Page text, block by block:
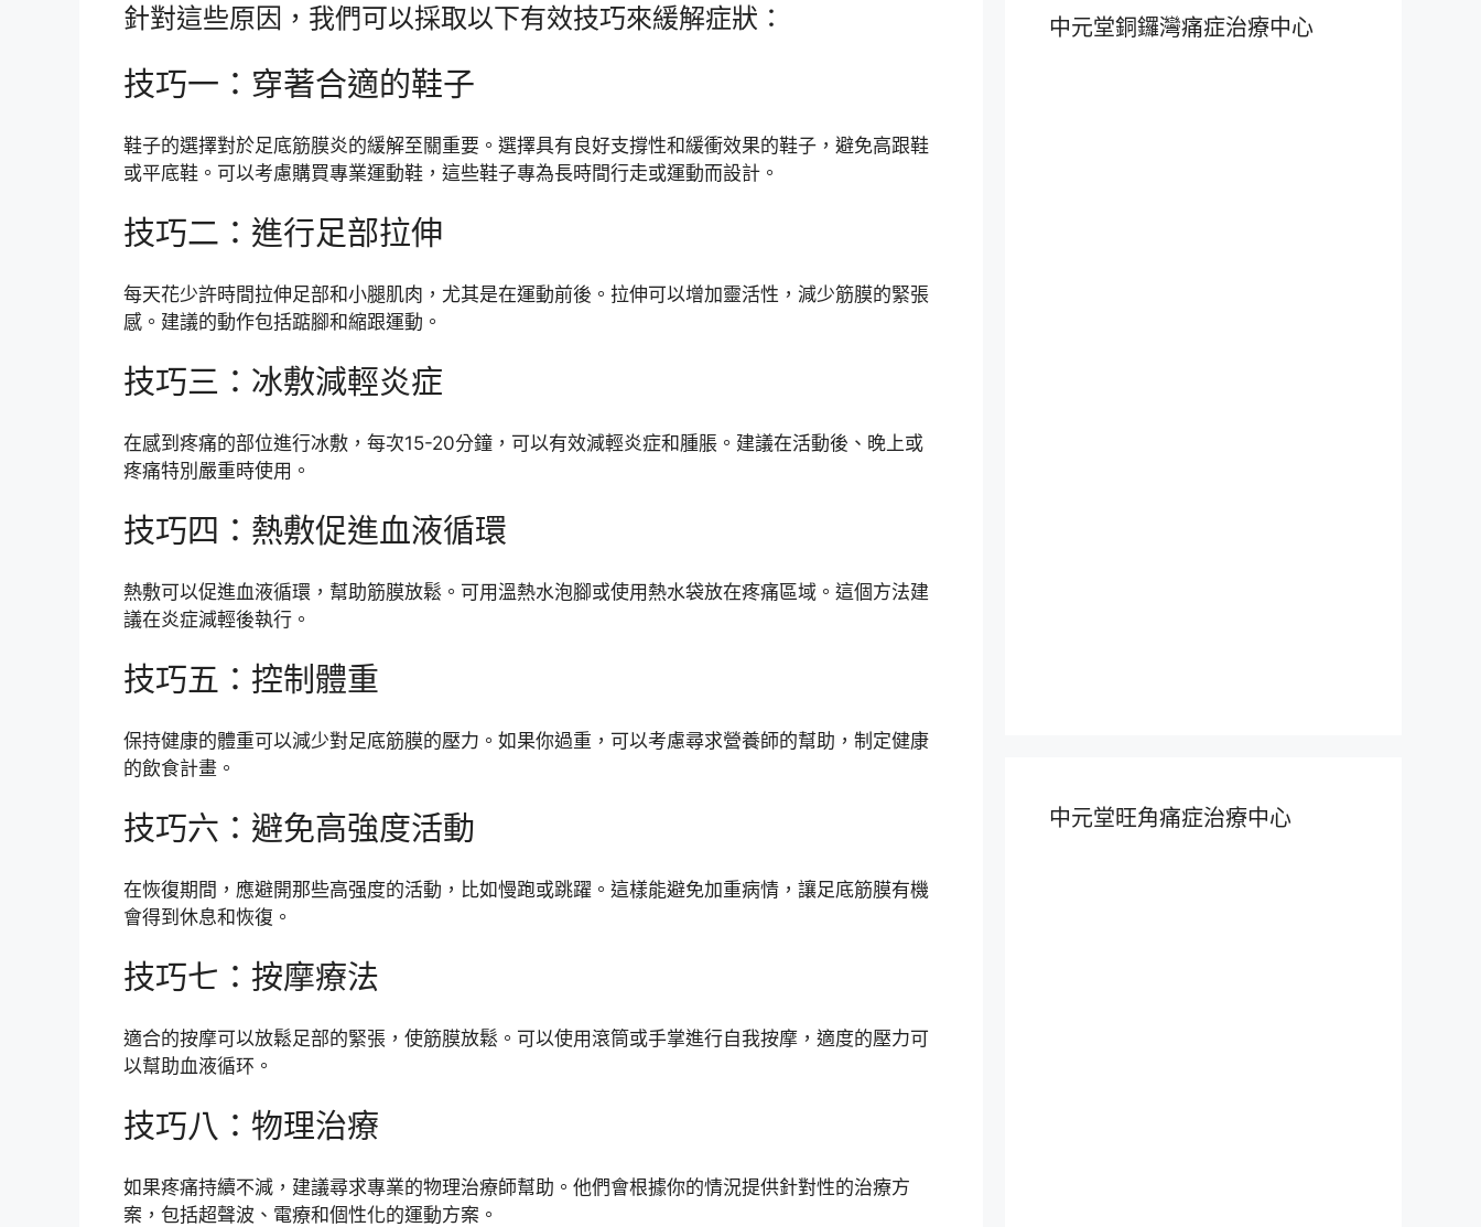
針對這些原因，我們可以採取以下有效技巧來緩解症狀：
技巧一：穿著合適的鞋子
鞋子的選擇對於足底筋膜炎的緩解至關重要。選擇具有良好支撐性和緩衝效果的鞋子，避免高跟鞋
或平底鞋。可以考慮購買專業運動鞋，這些鞋子專為長時間行走或運動而設計。
技巧二：進行足部拉伸
每天花少許時間拉伸足部和小腿肌肉，尤其是在運動前後。拉伸可以增加靈活性，減少筋膜的緊張
感。建議的動作包括踮腳和縮跟運動。
技巧三：冰敷減輕炎症
在感到疼痛的部位進行冰敷，每次15-20分鐘，可以有效減輕炎症和腫脹。建議在活動後、晚上或
疼痛特別嚴重時使用。
技巧四：熱敷促進血液循環
熱敷可以促進血液循環，幫助筋膜放鬆。可用溫熱水泡腳或使用熱水袋放在疼痛區域。這個方法建
議在炎症減輕後執行。
技巧五：控制體重
保持健康的體重可以減少對足底筋膜的壓力。如果你過重，可以考慮尋求營養師的幫助，制定健康
的飲食計畫。
技巧六：避免高強度活動
在恢復期間，應避開那些高强度的活動，比如慢跑或跳躍。這樣能避免加重病情，讓足底筋膜有機
會得到休息和恢復。
技巧七：按摩療法
適合的按摩可以放鬆足部的緊張，使筋膜放鬆。可以使用滾筒或手掌進行自我按摩，適度的壓力可
以幫助血液循环。
技巧八：物理治療
如果疼痛持續不減，建議尋求專業的物理治療師幫助。他們會根據你的情況提供針對性的治療方
案，包括超聲波、電療和個性化的運動方案。
中元堂銅鑼灣痛症治療中心
中元堂旺角痛症治療中心